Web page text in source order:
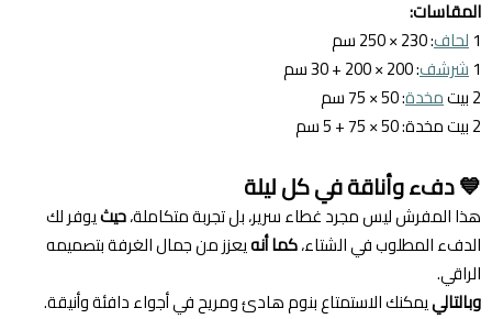
المقاسات:
1لحاف: 230 × 250 سم
1شرشف: 200 × 200 + 30 سم
2 بيت
مخدة: 50 × 75 سم
2 بيت مخدة: 50 × 75 + 5 سم
💙 دفء وأناقة في كل ليلة
هذا المفرش ليس مجرد غطاء سرير، بل تجربة متكاملة،حيثيوفر لك
الدفء المطلوب في الشتاء،كما أنهيعزز من جمال الغرفة بتصميمه
الراقي.
وبالتالييمكنك الاستمتاع بنوم هادئ ومريح في أجواء دافئة وأنيقة.